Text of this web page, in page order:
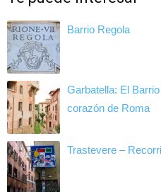
Barrio Regola
Garbatella: El
corazón de Roma
Trastevere –